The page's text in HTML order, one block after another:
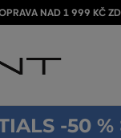
NAD 1 999 KČ
-50 %